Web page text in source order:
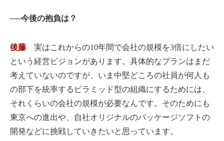
──今後の抱負は？
後藤 実はこれからの10年間で会社の規模を3倍にしたい
という経営ビジョンがあります。具体的なプランはまだ
考えていないのですが、いま中堅どころの社員が何人も
の部下を統率するピラミッド型の組織にするためには、
それくらいの会社の規模が必要なんです。そのためにも
東京への進出や、自社オリジナルのパッケージソフトの
開発などに挑戦していきたいと思っています。